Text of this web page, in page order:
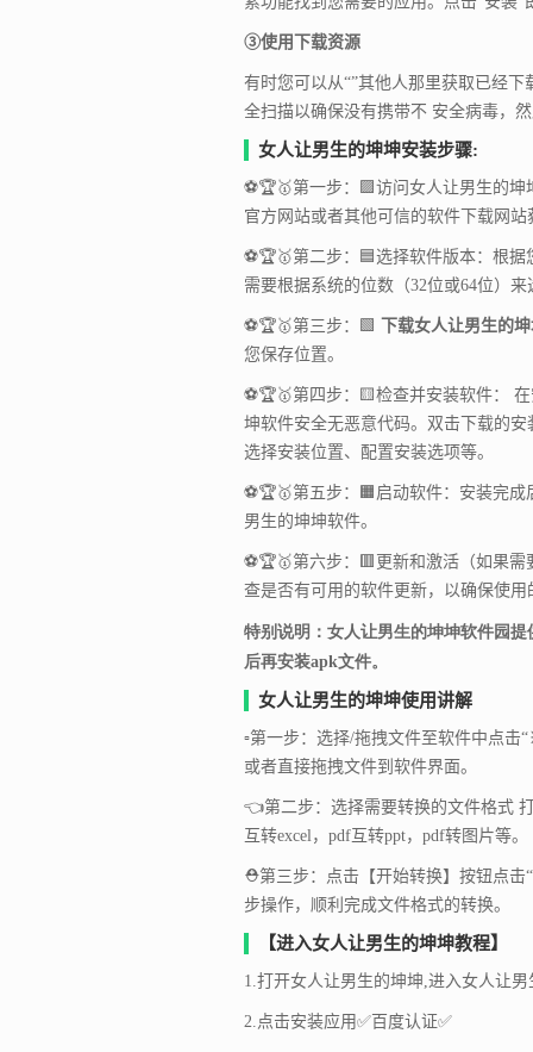
③使用下载资源
有时您可以从“”其他人那里获取已经
全扫描以确保没有携带不 安全病毒，
女人让男生的坤坤安装步骤:
⚽🏆🥇第一步：🟪访问女人让男生的
官方网站或者其他可信的软件下载网
⚽🏆🥇第二步：🟦选择软件版本：根
需要根据系统的位数（32位或64位）
⚽🏆🥇第三步：🟩
下载女人让男生的
您保存位置。
⚽🏆🥇第四步：🟨检查并安装软件：
坤软件安全无恶意代码。双击下载的
选择安装位置、配置安装选项等。
⚽🏆🥇第五步：🟧启动软件：安装完
男生的坤坤软件。
⚽🏆🥇第六步：🟥更新和激活（如果
查是否有可用的软件更新，以确保使
特别说明：女人让男生的坤坤软件园
后再安装apk文件。
女人让男生的坤坤使用讲解
▫️第一步：选择/拖拽文件至软件中点击
或者直接拖拽文件到软件界面。
👈第二步：选择需要转换的文件格式
互转excel，pdf互转ppt，pdf转图片等。
⛑️第三步：点击【开始转换】按钮点击
步操作，顺利完成文件格式的转换。
【进入女人让男生的坤坤教程】
1.打开女人让男生的坤坤,进入女人让
2.点击安装应用✅百度认证✅